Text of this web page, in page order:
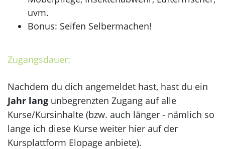
uvm.
Bonus: Seifen Selbermachen!
Zugangsdauer:
Nachdem du dich angemeldet hast, hast du ein
Jahr lang unbegrenzten Zugang auf alle
Kurse/Kursinhalte (bzw. auch länger - nämlich so
lange ich diese Kurse weiter hier auf der
Kursplattform Elopage anbiete).